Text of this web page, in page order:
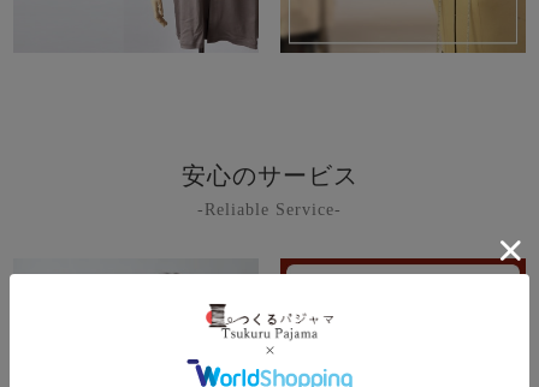
安心のサービス
-Reliable Service-